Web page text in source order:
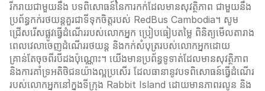
រីករាយជាមួយនឹង បទពិសោធន៍នៃការកក់ដែលមានសុវត្ថិភាព ជាមួយនឹង
ប្រព័ន្ធកក់រថយន្តគួរជាទីទុកចិត្តរបស់ RedBus Cambodia។ សូម
ជ្រើសរើសផ្លូវធ្វើដំណើររបស់លោកអ្នក ប្រៀបធៀបតម្លៃ ពិនិត្យមើលតារាង
ពេលវេលាចេញដំណើររថយន្ត និងកក់សំបុត្ររបស់លោកអ្នកដោយ
គ្រាន់តែចុចពីរបីដងប៉ុណ្ណោះ។ យើងមានប្រព័ន្ធទូទាត់ដែលមានសុវត្ថិភាព
និងការគាំទ្រអតិថិជនយ៉ាងល្អប្រសើរ ដែលធានានូវបទពិសោធន៍ធ្វើដំណើរ
របស់លោកអ្នកនៅក្នុងទីក្រុង Rabbit Island ដោយមានភាពរលូន និង